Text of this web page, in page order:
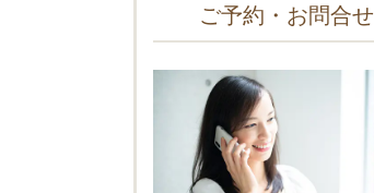
ご予約・お問合せ